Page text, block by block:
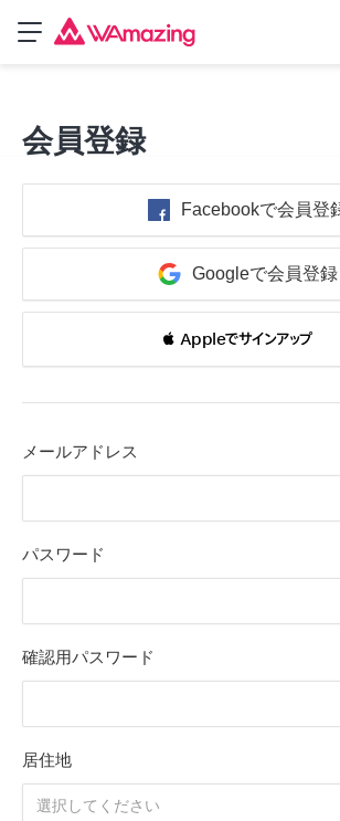
会員登録
Facebookで会員登
Googleで会員登録
 Appleでサインアップ
メールアドレス
パスワード
確認用パスワード
居住地